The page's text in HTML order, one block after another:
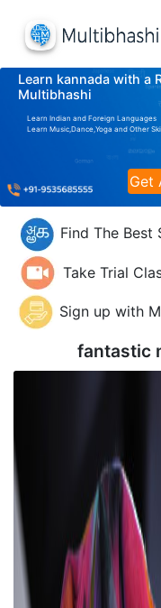
Learn kannada with a
Multibhashi
Learn Indian and Foreign Languages
Learn Music,Dance,Yoga and Other
Get
Find The Best
Take Trial
Sign up with
fantastic